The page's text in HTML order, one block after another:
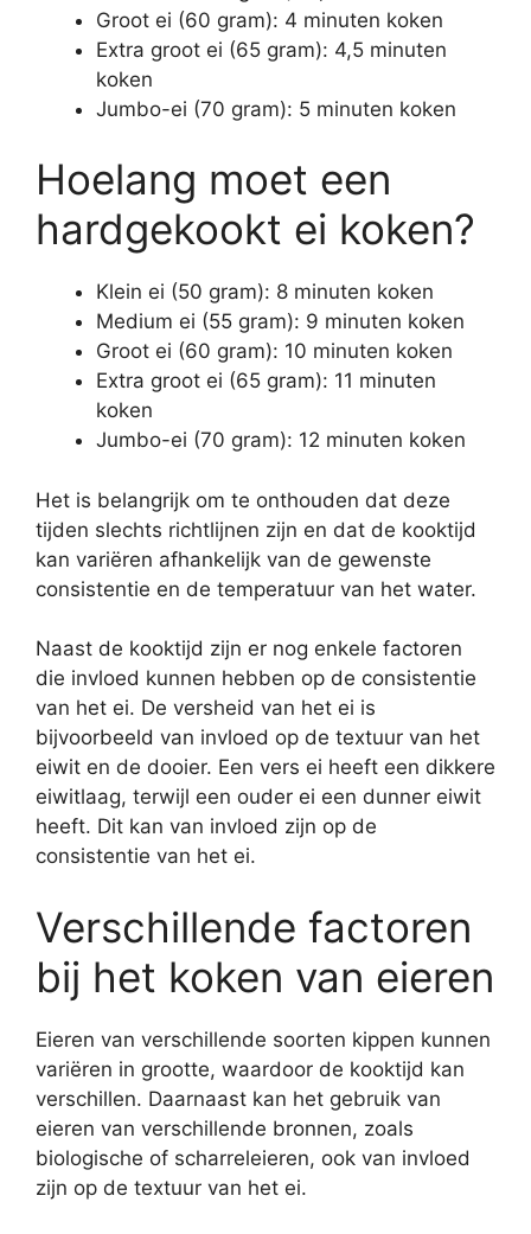
Groot ei (60 gram): 4 minuten koken
Extra groot ei (65 gram): 4,5 minuten
koken
Jumbo-ei (70 gram): 5 minuten koken
Hoelang moet een
hardgekookt ei koken?
Klein ei (50 gram): 8 minuten koken
Medium ei (55 gram): 9 minuten koken
Groot ei (60 gram): 10 minuten koken
Extra groot ei (65 gram): 11 minuten
koken
Jumbo-ei (70 gram): 12 minuten koken
Het is belangrijk om te onthouden dat deze
tijden slechts richtlijnen zijn en dat de kooktijd
kan variëren afhankelijk van de gewenste
consistentie en de temperatuur van het water.
Naast de kooktijd zijn er nog enkele factoren
die invloed kunnen hebben op de consistentie
van het ei. De versheid van het ei is
bijvoorbeeld van invloed op de textuur van het
eiwit en de dooier. Een vers ei heeft een dikkere
eiwitlaag, terwijl een ouder ei een dunner eiwit
heeft. Dit kan van invloed zijn op de
consistentie van het ei.
Verschillende factoren
bij het koken van eieren
Eieren van verschillende soorten kippen kunnen
variëren in grootte, waardoor de kooktijd kan
verschillen. Daarnaast kan het gebruik van
eieren van verschillende bronnen, zoals
biologische of scharreleieren, ook van invloed
zijn op de textuur van het ei.